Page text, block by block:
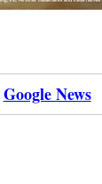
Google News